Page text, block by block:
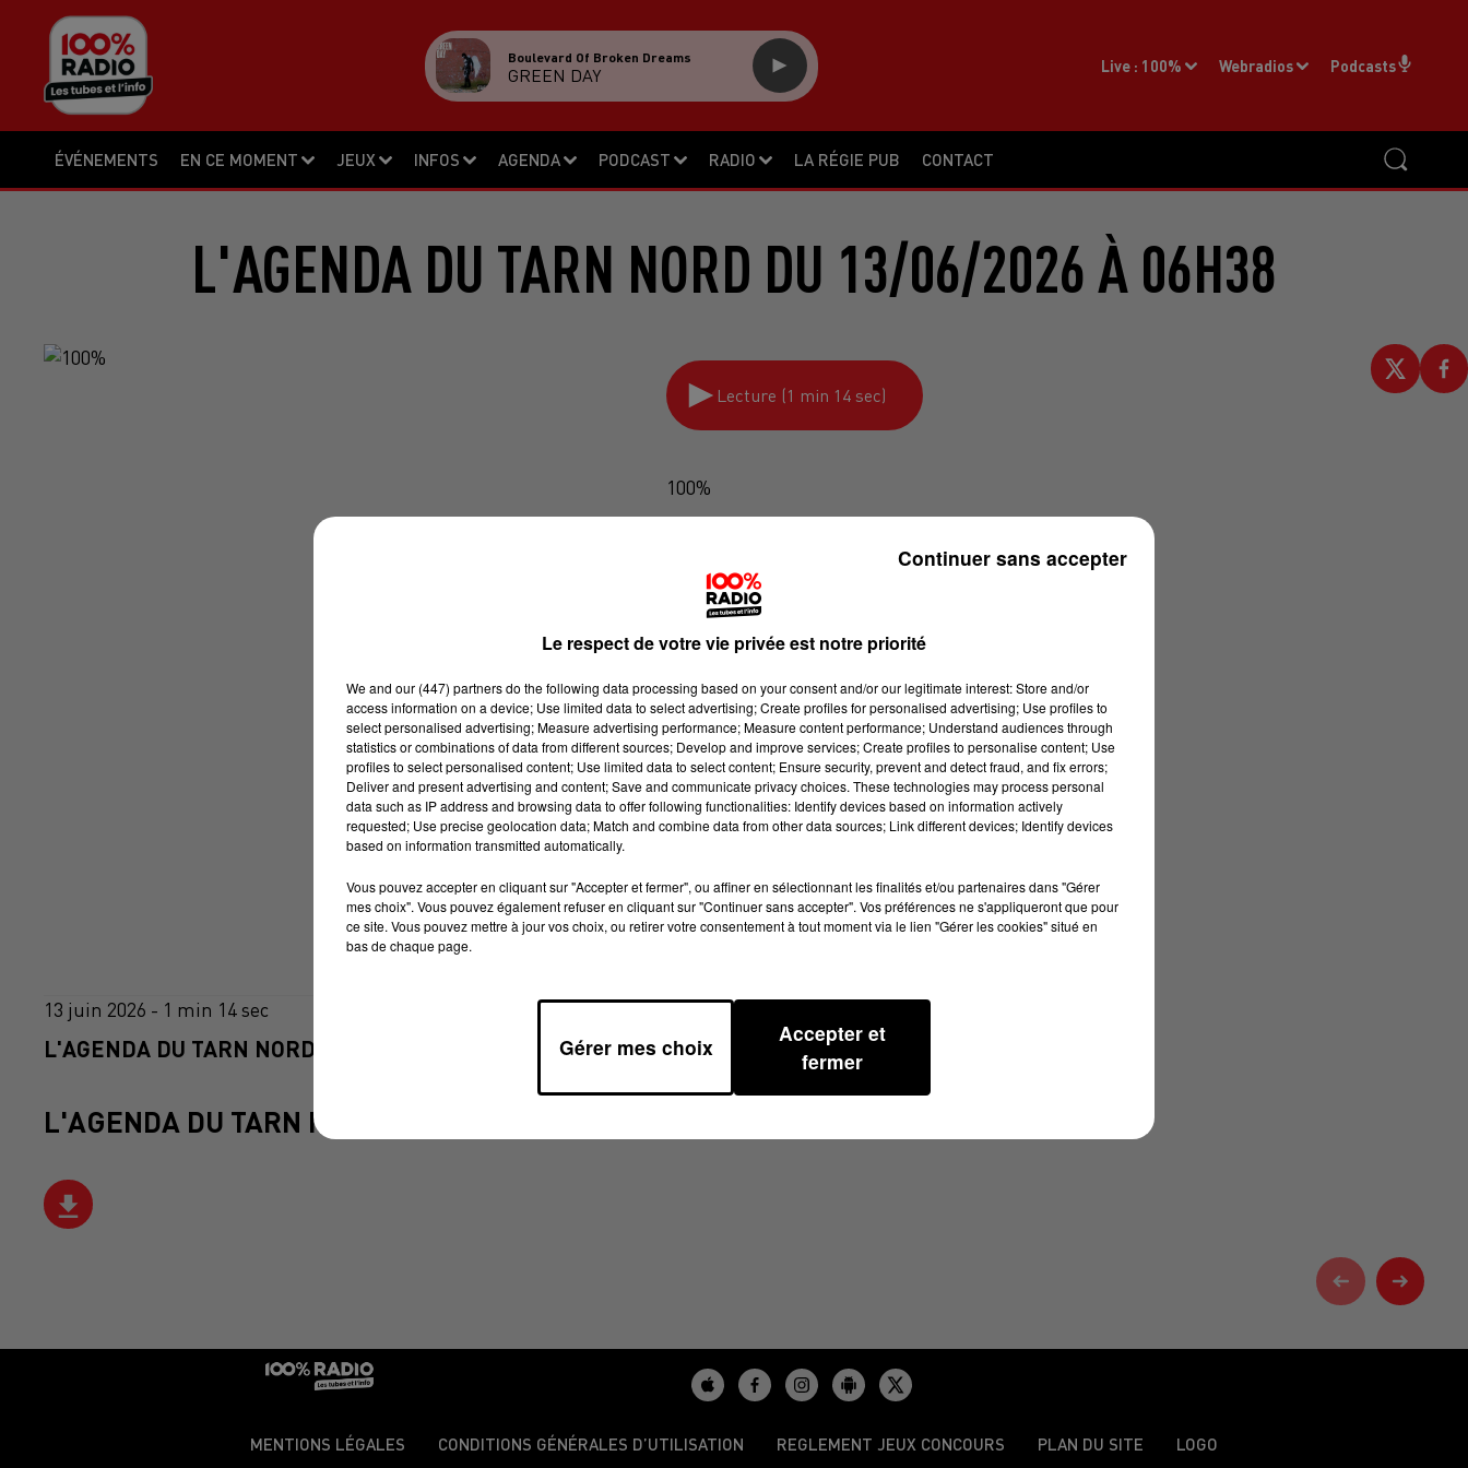
ÉVÉNEMENTS EN CE MOMENT JEUX INFOS AGENDA PODCAST RADIO LA RÉGIE PUB CONTACT
Live : 100% Webradios Podcasts
Boulevard Of Broken Dreams
GREEN DAY
L'AGENDA DU TARN NORD DU 13/06/2026 À 06H38
Lecture (1 min 14 sec)
100%
13 juin 2026 - 1 min 14 sec
L'AGENDA DU TARN NORD DU 13/06/2026 À 06H38
L'AGENDA DU TARN NORD
MENTIONS LÉGALES CONDITIONS GÉNÉRALES D’UTILISATION REGLEMENT JEUX CONCOURS PLAN DU SITE LOGO
Le respect de votre vie privée est notre priorité
We and our (447) partnersdo the following data processing based on your consent and/or our legitimate interest: Store and/or
access information on a device; Use limited data to select advertising; Create profiles for personalised advertising; Use profiles to
select personalised advertising; Measure advertising performance; Measure content performance; Understand audiences through
statistics or combinations of data from different sources; Develop and improve services; Create profiles to personalise content; Use
profiles to select personalised content; Use limited data to select content; Ensure security, prevent and detect fraud, and fix errors;
Deliver and present advertising and content; Save and communicate privacy choices. These technologies may process personal
data such as IP address and browsing data to offer following functionalities: Identify devices based on information actively
requested; Use precise geolocation data; Match and combine data from other data sources; Link different devices; Identify devices
based on information transmitted automatically.
Vous pouvez accepter en cliquant sur "Accepter et fermer", ou affiner en sélectionnant les finalités et/ou partenaires dans "Gérer
mes choix". Vous pouvez également refuser en cliquant sur "Continuer sans accepter". Vos préférences ne s'appliqueront que pour
ce site. Vous pouvez mettre à jour vos choix, ou retirer votre consentement à tout moment via le lien "Gérer les cookies" situé en
bas de chaque page.
Gérer mes choix
Accepter et
fermer
Continuer sans accepter